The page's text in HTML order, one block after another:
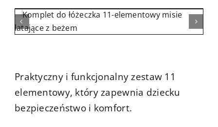
O Nas
Praktyczny i funkcjonalny zestaw 11
elementowy, który zapewnia dziecku
bezpieczeństwo i komfort.